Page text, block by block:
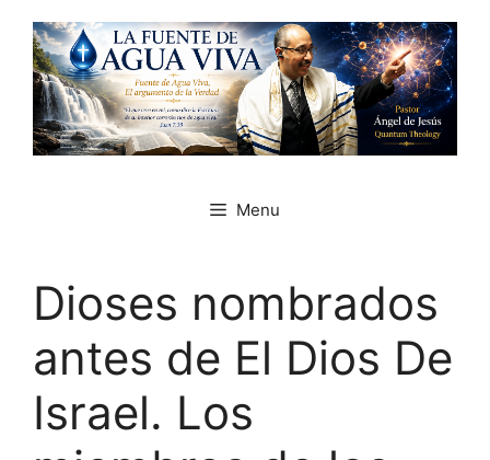
content
Menu
Dioses nombrados
antes de El Dios De
Israel. Los